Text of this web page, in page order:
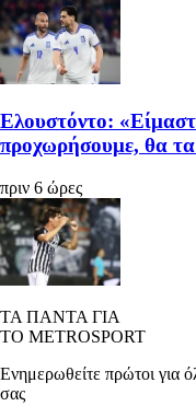
Ελουστόντο:
προχωρήσουμε, θα
πριν 6 ώρες
ΤΑ ΠΑΝΤΑ ΓΙΑ
ΤΟ METROSPORT
Ενημερωθείτε πρώτοι για
σας